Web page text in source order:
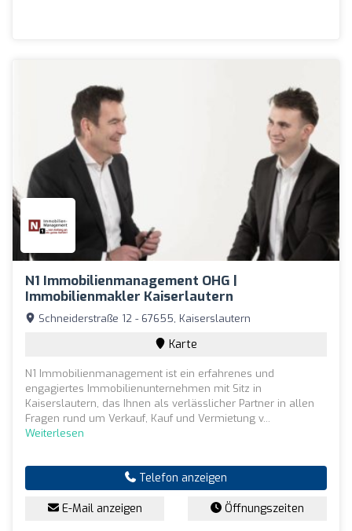
N1 Immobilienmanagement OHG |
Immobilienmakler Kaiserlautern
Schneiderstraße 12 - 67655, Kaiserslautern
Karte
N1 Immobilienmanagement ist ein erfahrenes und
engagiertes Immobilienunternehmen mit Sitz in
Kaiserslautern, das Ihnen als verlässlicher Partner in allen
Fragen rund um Verkauf, Kauf und Vermietung v...
Weiterlesen
Telefon anzeigen
E-Mail anzeigen Öffnungszeiten